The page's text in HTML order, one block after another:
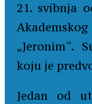
21. svibnja
„Jeronim“.
koju je
Jedan od